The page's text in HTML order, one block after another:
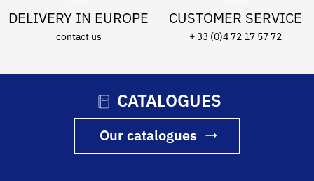
DELIVERY IN EUROPE
contact us
CUSTOMER SERVICE
+ 33 (0)4 72 17 57 72
CATALOGUES
Our catalogues